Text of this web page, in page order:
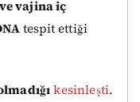
vajina iç
tespit ettiği
kesinleşti.